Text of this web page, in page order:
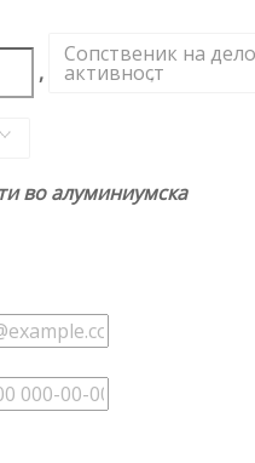
,
Сопственик на
активност
,
во алуминиумска